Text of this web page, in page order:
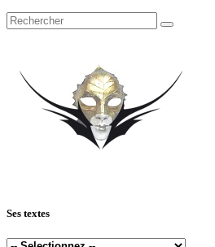
Ses textes